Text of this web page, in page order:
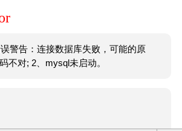
警告：连接数据库失败，可能的原
不对; 2、mysql未启动。